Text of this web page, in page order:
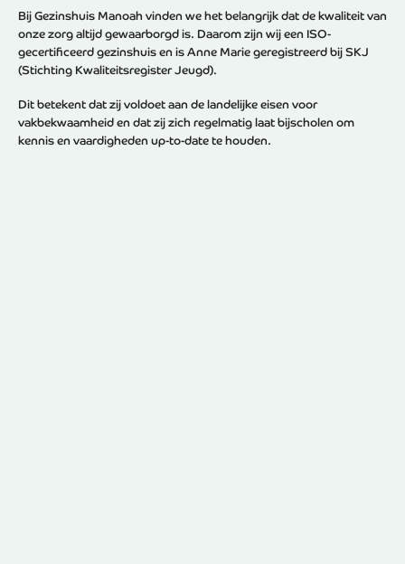
Bij Gezinshuis Manoah vinden we het belangrijk dat de kwaliteit van
onze zorg altijd gewaarborgd is. Daarom zijn wij een ISO-
gecertificeerd gezinshuis en is Anne Marie geregistreerd bij SKJ
(Stichting Kwaliteitsregister Jeugd).
Dit betekent dat zij voldoet aan de landelijke eisen voor
vakbekwaamheid en dat zij zich regelmatig laat bijscholen om
kennis en vaardigheden up-to-date te houden.